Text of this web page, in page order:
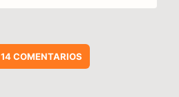
14 COMENTARIOS